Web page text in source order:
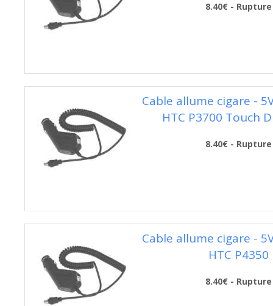
8.40€ - Rupture
Cable allume cigare -
HTC P3700 Touch
8.40€ - Rupture
Cable allume cigare -
HTC P4350
8.40€ - Rupture